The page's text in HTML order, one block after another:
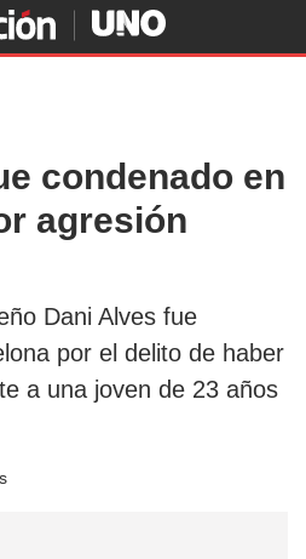
condenado en
agresión
Dani Alves fue
por el delito de haber
a una joven de 23 años